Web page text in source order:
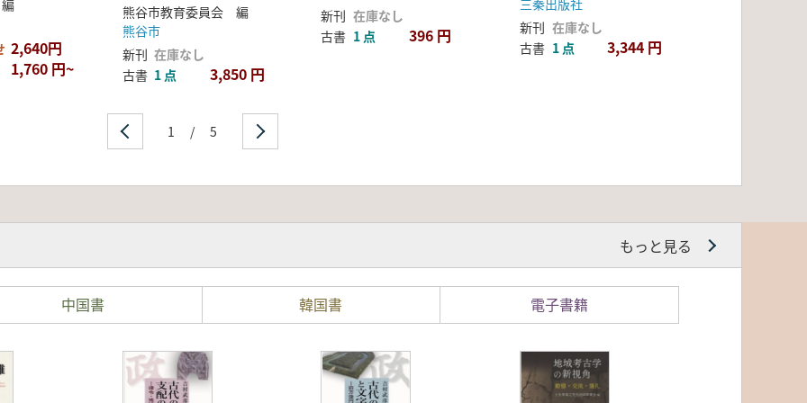
2,640円
1,760 円~
熊谷市教育委員会 編
熊谷市
新刊 在庫なし
古書 1 点 3,850 円
新刊 在庫なし
古書 1 点 396 円
三秦出版社
新刊 在庫なし
古書 1 点 3,344 円
1 / 5
もっと見る
中国書 韓国書 電子書籍